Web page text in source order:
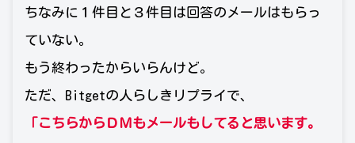
ちなみに１件目と３件目は回答のメールはもらっ
ていない。
もう終わったからいらんけど。
ただ、Bitgetの人らしきリプライで、
「こちらからＤＭもメールもしてると思います。